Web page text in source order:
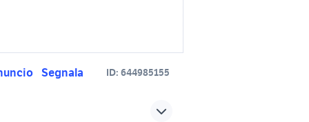
Segnala ID: 644985155